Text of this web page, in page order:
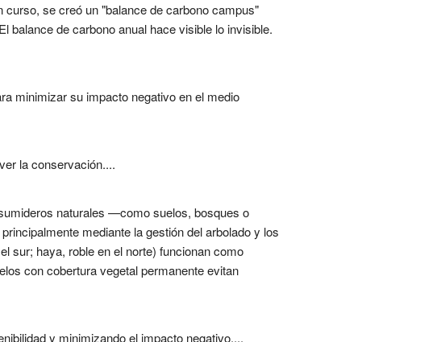
se creó un "balance de carbono campus"
balance de carbono anual hace visible lo invisible.
minimizar su impacto negativo en el medio
la conservación....
naturales —como suelos, bosques o
mediante la gestión del arbolado y los
sur; haya, roble en el norte) funcionan como
con cobertura vegetal permanente evitan
y minimizando el impacto negativo....